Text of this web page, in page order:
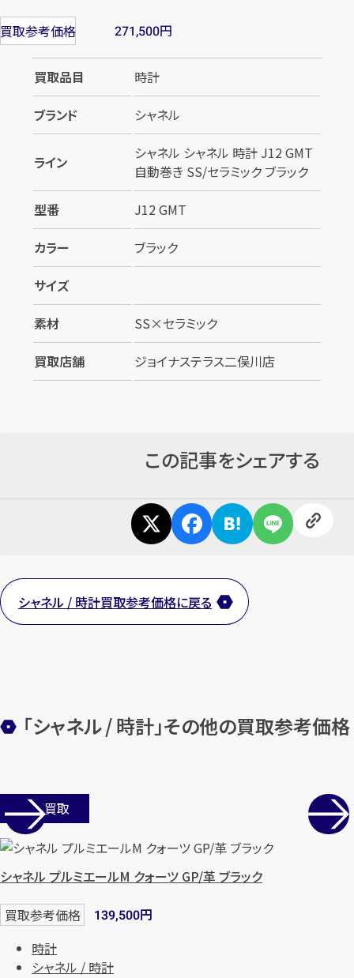
買取参考価格 271,500円
買取品目
時計
ブランド
シャネル
ライン
シャネル シャネル 時計 J12 GMT
自動巻き SS/セラミック ブラック
型番
J12 GMT
カラー
ブラック
サイズ
素材
SS×セラミック
買取店舗
ジョイナステラス二俣川店
この記事をシェアする
シャネル / 時計買取参考価格に戻る
「シャネル / 時計」その他の買取参考価格
店舗買取
シャネル プルミエールM クォーツ GP/革 ブラック
買取参考価格 139,500円
時計
シャネル / 時計